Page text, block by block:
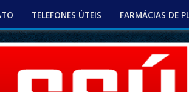
TELEFONES ÚTEIS FARMÁCIAS DE